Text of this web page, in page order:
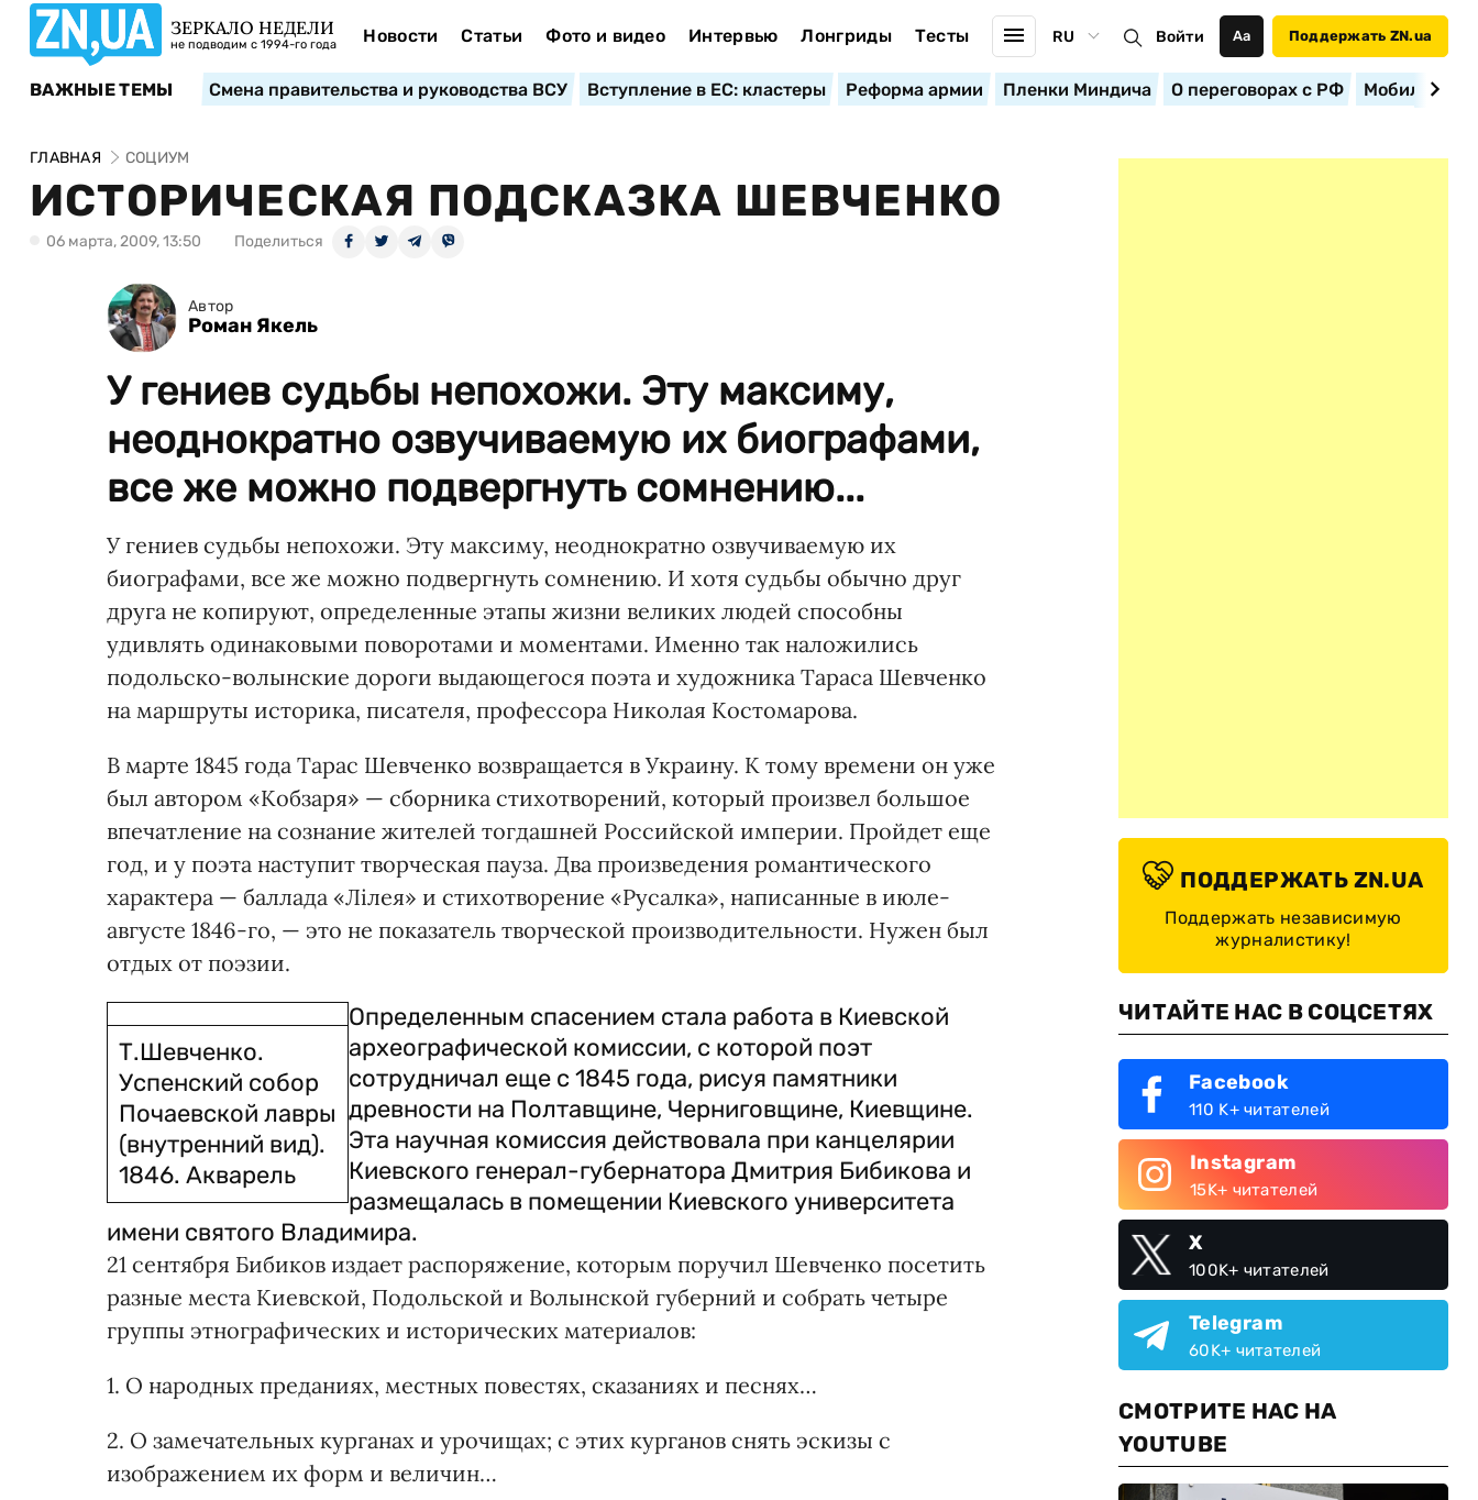
ЗЕРКАЛО НЕДЕЛИ
не подводим с 1994-го года Новости Статьи Фото и видео Интервью Лонгриды Тесты RU Войти Аа Поддержать ZN.ua
ВАЖНЫЕ ТЕМЫ Смена правительства и руководства ВСУ Вступление в ЕС: кластеры Реформа армии Пленки Миндича О переговорах с РФ
ГЛАВНАЯ СОЦИУМ
ИСТОРИЧЕСКАЯ ПОДСКАЗКА ШЕВЧЕНКО
06 марта, 2009, 13:50 Поделиться
Автор
Роман Якель
У гениев судьбы непохожи. Эту максиму,
неоднократно озвучиваемую их биографами,
все же можно подвергнуть сомнению...
У гениев судьбы непохожи. Эту максиму, неоднократно озвучиваемую их
биографами, все же можно подвергнуть сомнению. И хотя судьбы обычно друг
друга не копируют, определенные этапы жизни великих людей способны
удивлять одинаковыми поворотами и моментами. Именно так наложились
подольско-волынские дороги выдающегося поэта и художника Тараса Шевченко
на маршруты историка, писателя, профессора Николая Костомарова.
В марте 1845 года Тарас Шевчен­ко возвращается в Украину. К тому времени он уже
был автором «Кобзаря» — сборника стихотворений, который произвел большое
впечатление на сознание жителей тогдашней Российской империи. Пройдет еще
год, и у поэта наступит творческая пауза. Два произведения романтического
характера — баллада «Лілея» и стихотворение «Русалка», написанные в июле-
августе 1846-го, — это не показатель творческой производительности. Нужен был
отдых от поэзии.
Т.Шевченко.
Успенский собор
Почаевской лавры
(внутренний вид).
1846. Акварель
Определенным спасением стала работа в Киевской
археографической комиссии, с которой поэт
сотрудничал еще с 1845 года, рисуя памятники
древности на Полтавщине, Черниговщине, Ки­евщине.
Эта научная комиссия действовала при канцелярии
Ки­евского генерал-губернатора Дмит­рия Бибикова и
размещалась в помещении Киевского уни­верситета
имени святого Владимира.
21 сентября Бибиков издает распоряжение, которым поручил Шевченко посетить
разные места Киевской, Подольской и Волынской губерний и собрать четыре
группы этнографических и исторических материалов:
1. О народных преданиях, местных повестях, сказаниях и песнях…
2. О замечательных курганах и урочищах; с этих курганов снять эскизы с
изображением их форм и величин…
ПОДДЕРЖАТЬ ZN.UA
Поддержать независимую
журналистику!
ЧИТАЙТЕ НАС В СОЦСЕТЯХ
Facebook
110 K+ читателей
Instagram
15K+ читателей
X
100K+ читателей
Telegram
60K+ читателей
СМОТРИТЕ НАС НА
YOUTUBE